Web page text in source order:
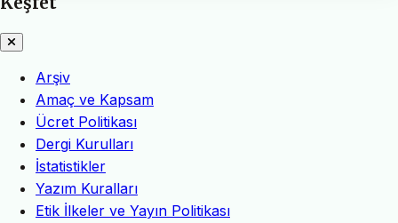
Arşiv
Amaç ve Kapsam
Ücret Politikası
Dergi Kurulları
İstatistikler
Yazım Kuralları
Etik İlkeler ve Yayın Politikası